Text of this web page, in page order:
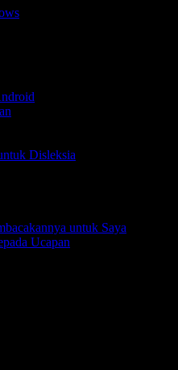
Disleksia
untuk Saya
Ucapan